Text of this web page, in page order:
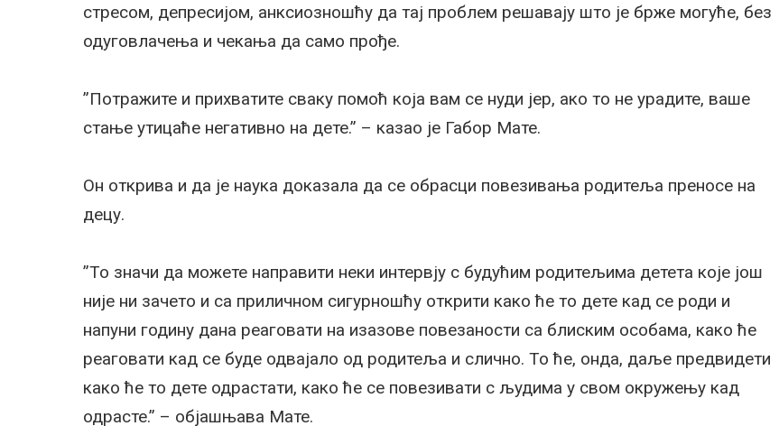
стресом, депресијом, анксиозношћу да тај проблем решавају што је брже могуће, без
одуговлачења и чекања да само прође.
”Потражите и прихватите сваку помоћ која вам се нуди јер, ако то не урадите, ваше
стање утицаће негативно на дете.” – казао је Габор Мате.
Он открива и да је наука доказала да се обрасци повезивања родитеља преносе на
децу.
”То значи да можете направити неки интервју с будућим родитељима детета које још
није ни зачето и са приличном сигурношћу открити како ће то дете кад се роди и
напуни годину дана реаговати на изазове повезаности са блиским особама, како ће
реаговати кад се буде одвајало од родитеља и слично. То ће, онда, даље предвидети
како ће то дете одрастати, како ће се повезивати с људима у свом окружењу кад
одрасте.” – објашњава Мате.